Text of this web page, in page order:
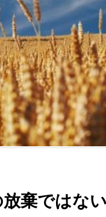
放棄ではな